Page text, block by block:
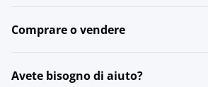
Comprare o vendere
Avete bisogno di aiuto?